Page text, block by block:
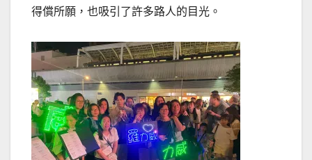
得償所願，也吸引了許多路人的目光。